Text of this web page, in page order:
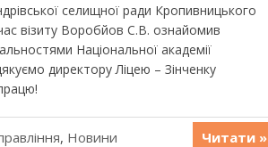
селищної ради Кропивницького
візиту Воробйов С.В. ознайомив
Національної академії
директору Ліцею – Зінченку
, Новини Читати »